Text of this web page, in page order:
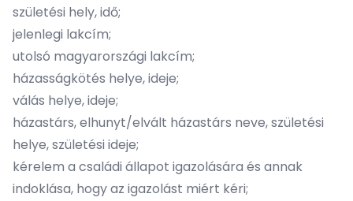
születési hely, idő;
jelenlegi lakcím;
utolsó magyarországi lakcím;
házasságkötés helye, ideje;
válás helye, ideje;
házastárs, elhunyt/elvált házastárs neve, születési
helye, születési ideje;
kérelem a családi állapot igazolására és annak
indoklása, hogy az igazolást miért kéri;